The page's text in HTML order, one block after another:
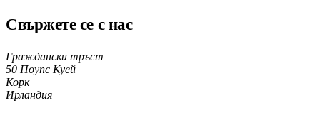
Свържете се с нас
Граждански тръст
50 Поупс Куей
Корк
Ирландия